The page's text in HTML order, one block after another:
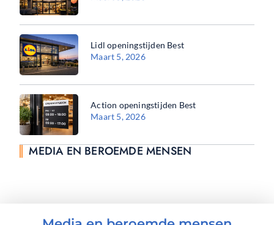
Lidl openingstijden Best
Maart 5, 2026
Action openingstijden Best
Maart 5, 2026
MEDIA EN BEROEMDE MENSEN